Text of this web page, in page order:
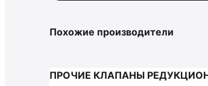
Похожие производители
ПРОЧИЕ КЛАПАНЫ